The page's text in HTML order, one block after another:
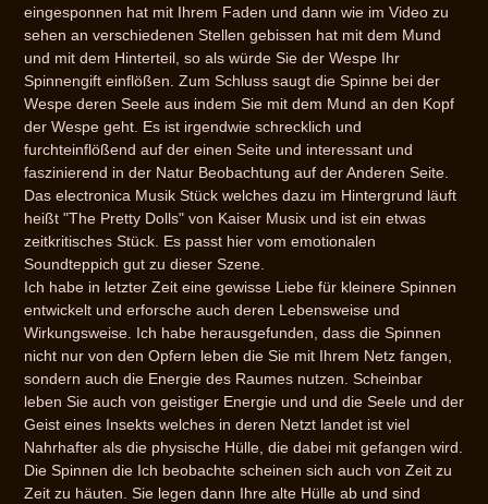
eingesponnen hat mit Ihrem Faden und dann wie im Video zu
sehen an verschiedenen Stellen gebissen hat mit dem Mund
und mit dem Hinterteil, so als würde Sie der Wespe Ihr
Spinnengift einflößen. Zum Schluss saugt die Spinne bei der
Wespe deren Seele aus indem Sie mit dem Mund an den Kopf
der Wespe geht. Es ist irgendwie schrecklich und
furchteinflößend auf der einen Seite und interessant und
faszinierend in der Natur Beobachtung auf der Anderen Seite.
Das electronica Musik Stück welches dazu im Hintergrund läuft
heißt "The Pretty Dolls" von Kaiser Musix und ist ein etwas
zeitkritisches Stück. Es passt hier vom emotionalen
Soundteppich gut zu dieser Szene.
Ich habe in letzter Zeit eine gewisse Liebe für kleinere Spinnen
entwickelt und erforsche auch deren Lebensweise und
Wirkungsweise. Ich habe herausgefunden, dass die Spinnen
nicht nur von den Opfern leben die Sie mit Ihrem Netz fangen,
sondern auch die Energie des Raumes nutzen. Scheinbar
leben Sie auch von geistiger Energie und und die Seele und der
Geist eines Insekts welches in deren Netzt landet ist viel
Nahrhafter als die physische Hülle, die dabei mit gefangen wird.
Die Spinnen die Ich beobachte scheinen sich auch von Zeit zu
Zeit zu häuten. Sie legen dann Ihre alte Hülle ab und sind